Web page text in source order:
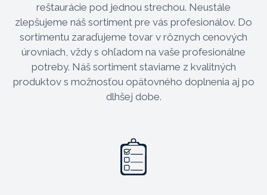
reštaurácie pod jednou strechou. Neustále
zlepšujeme náš sortiment pre vás profesionálov. Do
sortimentu zaraďujeme tovar v rôznych cenových
úrovniach, vždy s ohľadom na vaše profesionálne
potreby. Náš sortiment staviame z kvalitných
produktov s možnosťou opätovného doplnenia aj po
dlhšej dobe.